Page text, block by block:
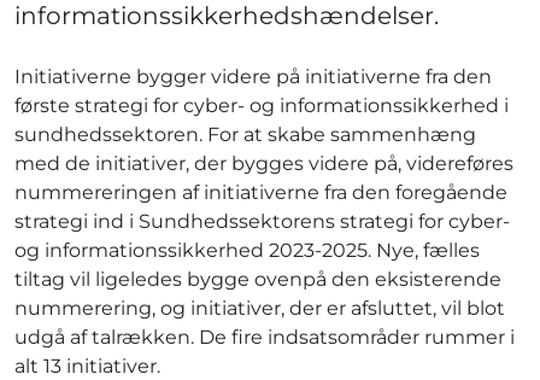
informationssikkerhedshændelser.
Initiativerne bygger videre på initiativerne fra den
første strategi for cyber- og informationssikkerhed i
sundhedssektoren. For at skabe sammenhæng
med de initiativer, der bygges videre på, videreføres
nummereringen af initiativerne fra den foregående
strategi ind i Sundhedssektorens strategi for cyber-
og informationssikkerhed 2023-2025. Nye, fælles
tiltag vil ligeledes bygge ovenpå den eksisterende
nummerering, og initiativer, der er afsluttet, vil blot
udgå af talrækken. De fire indsatsområder rummer i
alt 13 initiativer.